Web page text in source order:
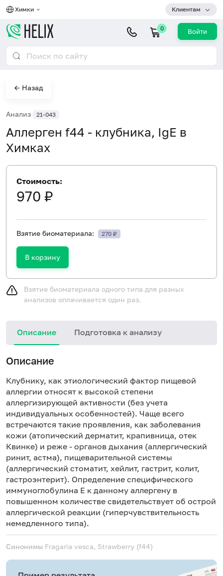
Химки Клиентам
0 Войти
← Назад
Анализ 21-043
Аллерген f44 - клубника, IgE в
Химках
Стоимость:
970 ₽
Взятие биоматериала: 270 ₽
В корзину
Взятие биоматериала одного типа для разных
анализов оплачивается один раз.
Описание Подготовка к анализу
Описание
Клубнику, как этиологический фактор пищевой
аллергии относят к высокой степени
аллергизирующей активности (без учета
индивидуальных особенностей). Чаще всего
встречаются такие проявления, как заболевания
кожи (атопический дерматит, крапивница, отек
Квинке) и реже - органов дыхания (аллергический
ринит, астма), пищеварительной системы
(аллергический стоматит, хейлит, гастрит, колит,
гастроэнтерит). Определение специфического
иммуноглобулина Е к данному аллергену в
повышенном количестве свидетельствует об острой
аллергической реакции (гиперчувствительность
немедленного типа).
Синонимы Fragaria vesca, Strawberry (f44)